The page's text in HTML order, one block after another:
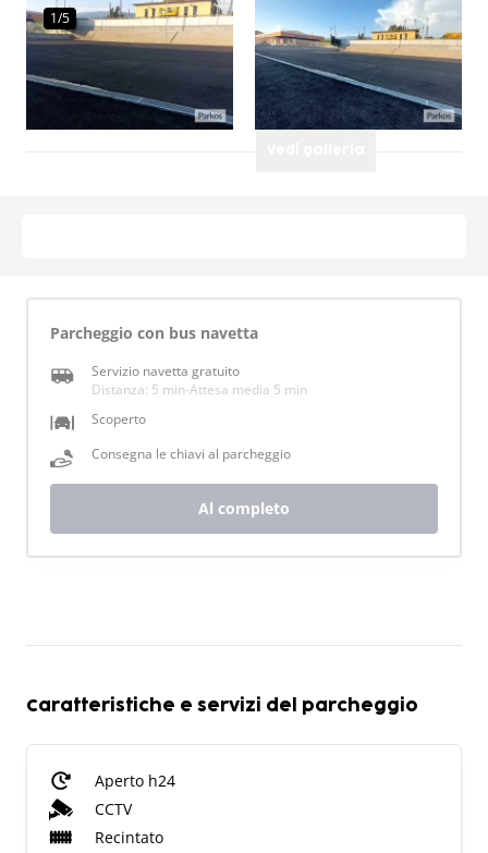
1/5
Parcheggio con bus navetta
Servizio navetta gratuito
Distanza: 5 min-Attesa media 5 min
Scoperto
Consegna le chiavi al parcheggio
Al completo
Caratteristiche e servizi del parcheggio
Aperto h24
CCTV
Recintato